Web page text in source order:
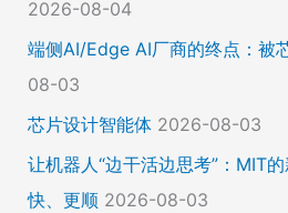
2026-08-04
端侧AI/Edge AI厂商的终点：被
08-03
芯片设计智能体 2026-08-03
让机器人“边干活边思考”：MIT
快、更顺 2026-08-03